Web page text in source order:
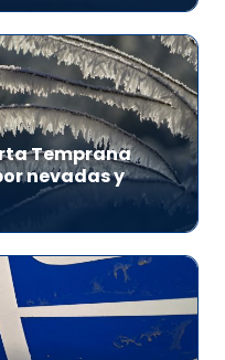
Temprana
nevadas y